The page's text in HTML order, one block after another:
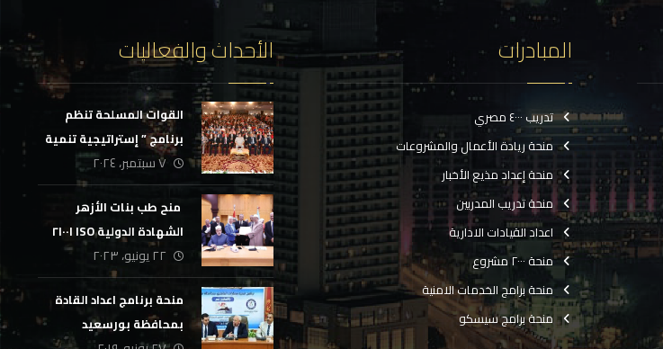
المبادرات
تدريب ٤٠٠٠ مصري
منحة ريادة الأعمال والمشروعات
منحة إعداد مذيع الأخبار
منحة تدريب المدربين
اعداد القيادات الادارية
منحة ٢٠٠٠ مشروع
منحة برامج الخدمات الامنية
منحة برامج سيسكو
الأحداث والفعاليات
القوات المسلحة تنظم
برنامج ” إستراتيجية تنمية
القيادة الوطنية ” بالتعاون
مع المجلس الوطنى
للتدريب والتعليم
٧ سبتمبر، ٢٠٢٤
‏ منح طب بنات الأزهر
الشهادة الدولية ISO ٢١٠٠١
٢٢ يونيو، ٢٠٢٣
منحة برنامج اعداد القادة
بمحافظة بورسعيد